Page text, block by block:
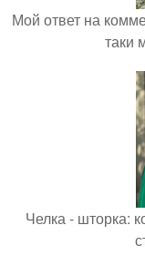
Мой ответ на
таки
Челка - шторка: